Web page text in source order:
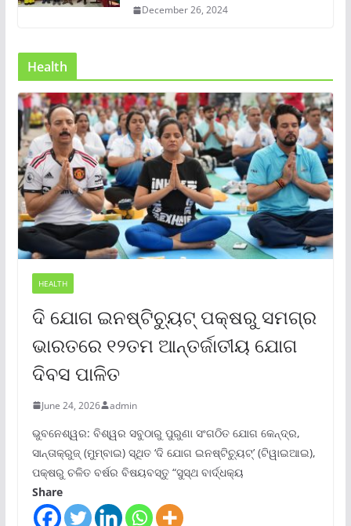
December 26, 2024
Health
HEALTH
ଦି ଯୋଗ ଇନଷ୍ଟିଚ୍ୟୁଟ୍ ପକ୍ଷରୁ ସମଗ୍ର
ଭାରତରେ ୧୨ତମ ଆନ୍ତର୍ଜାତୀୟ ଯୋଗ
ଦିବସ ପାଳିତ
June 24, 2026 admin
ଭୁବନେଶ୍ୱର: ବିଶ୍ୱର ସବୁଠାରୁ ପୁରୁଣା ସଂଗଠିତ ଯୋଗ କେନ୍ଦ୍ର,
ସାନ୍ତାକ୍ରୁଜ୍ (ମୁମ୍ବାଇ) ସ୍ଥିତ ‘ଦି ଯୋଗ ଇନଷ୍ଟିଚ୍ୟୁଟ୍‌’ (ଟିୱାଇଆଇ),
ପକ୍ଷରୁ ଚଳିତ ବର୍ଷର ବିଷୟବସ୍ତୁ “ସୁସ୍ଥ ବାର୍ଦ୍ଧକ୍ୟ
Share